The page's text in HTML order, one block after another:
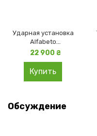
Ударная установка
Alfabeto
Drummer2218-BK
22 900 ₴
Купить
Обсуждение